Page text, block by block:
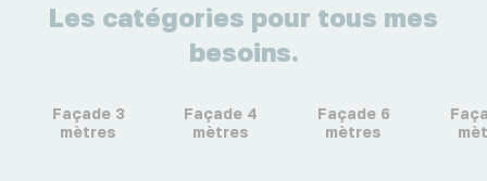
Les catégories pour tous mes
besoins.
Façade 3
mètres
Façade 4
mètres
Façade 6
mètres